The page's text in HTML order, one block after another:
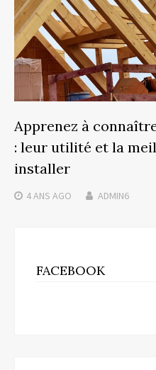
Apprenez à
: leur utilité et la
installer
4 ANS AGO ADMIN6
FACEBOOK